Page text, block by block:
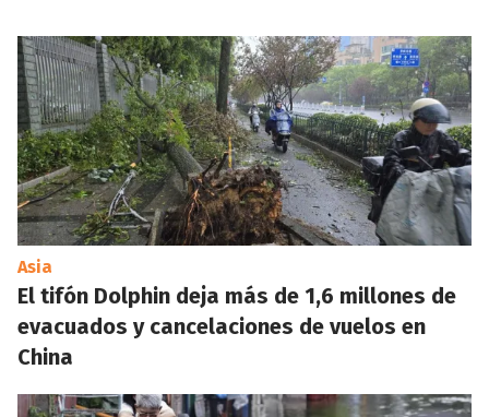
Asia
El tifón Dolphin deja más de 1,6 millones de
evacuados y cancelaciones de vuelos en
China